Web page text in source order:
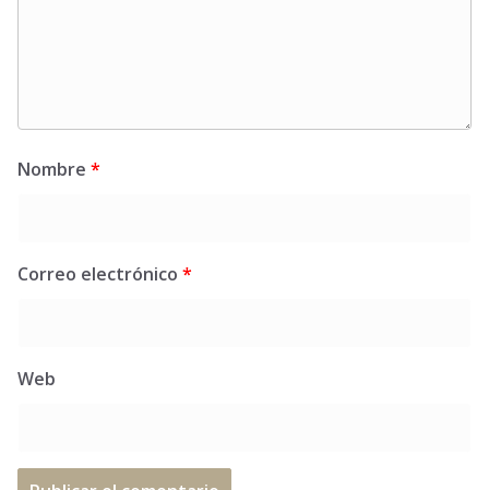
Nombre *
Correo electrónico *
Web